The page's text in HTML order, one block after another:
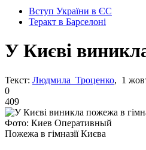
Вступ України в ЄС
Теракт в Барселоні
У Києві
Текст: Людмила Троценко, 1
0
409
Фото: Киев Оперативный
Пожежа в гімназії Києва